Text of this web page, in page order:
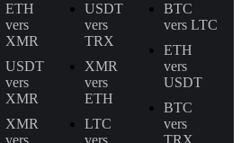
ETH
vers
XMR
USDT
vers
XMR
XMR
USDT
vers
TRX
XMR
vers
ETH
LTC
BTC
vers LTC
ETH
vers
USDT
BTC
vers